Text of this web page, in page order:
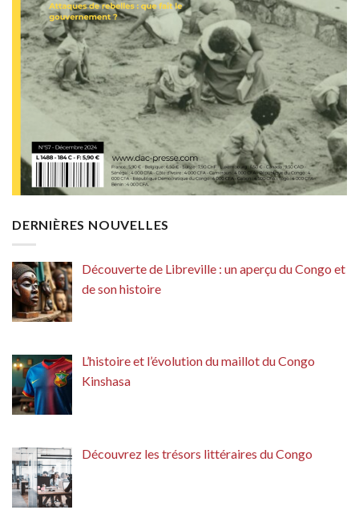
DERNIÈRES NOUVELLES
Découverte de Libreville : un aperçu du Congo et
de son histoire
L’histoire et l’évolution du maillot du Congo
Kinshasa
Découvrez les trésors littéraires du Congo